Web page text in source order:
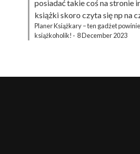
posiadać takie coś na stronie
książki skoro czyta się np na
Planer Książkary – ten gadżet
książkoholik! · 8 December 2023